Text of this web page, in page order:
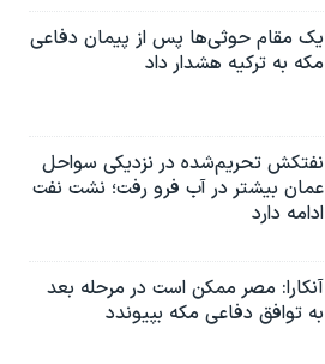
یک مقام حوثی‌ها پس از پیمان دفاعی
مکه به ترکیه هشدار داد
نفتکش تحریم‌شده در نزدیکی سواحل
عمان بیشتر در آب فرو رفت؛ نشت نفت
ادامه دارد
آنکارا: مصر ممکن است در مرحله بعد
به توافق دفاعی مکه بپیوندد